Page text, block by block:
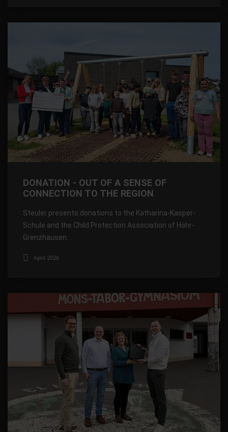
DONATION - OUT OF A SENSE OF
CONNECTION TO THE REGION
Steuler presents donations to the Katharina-Kasper-
Schule and the Child Protection Association of Höhr-
Grenzhausen.
April 2026